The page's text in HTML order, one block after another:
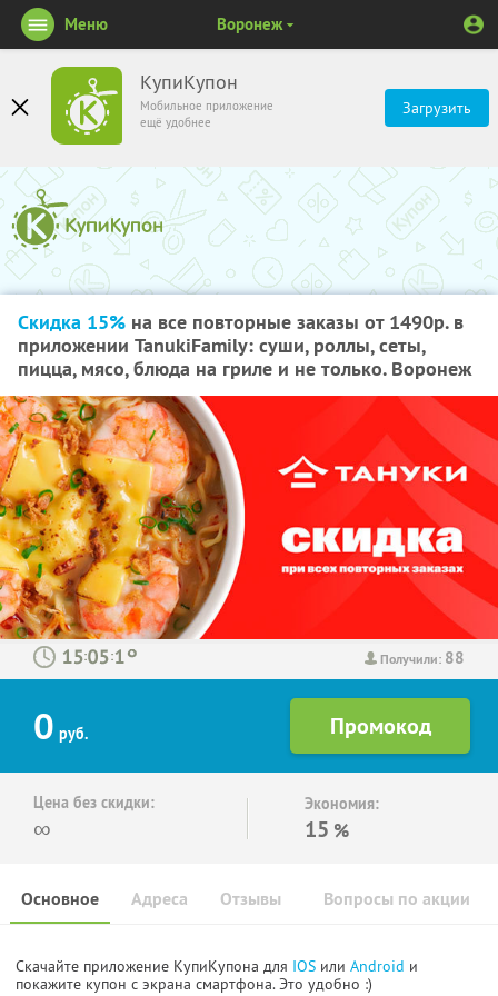
КупиКупон
Мобильное приложение
ещё удобнее
Загрузить
Меню Воронеж
Скидка 15% на все повторные заказы от 1490р. в
приложении TanukiFamily: суши, роллы, сеты,
пицца, мясо, блюда на гриле и не только. Воронеж
Получили: 88
: :
0 руб.
Цена без скидки:
∞
Экономия:
15 %
Основное Отзывы Вопросы по акции
Адреса
Скачайте приложение КупиКупона для IOS или Android и
покажите купон с экрана смартфона. Это удобно :)